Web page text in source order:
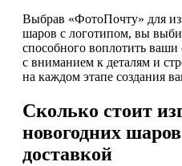
Выбрав «ФотоПочту» для
шаров с логотипом, вы
способного воплотить
с вниманием к деталям и
на каждом этапе создания
Сколько стоит
новогодних
доставкой